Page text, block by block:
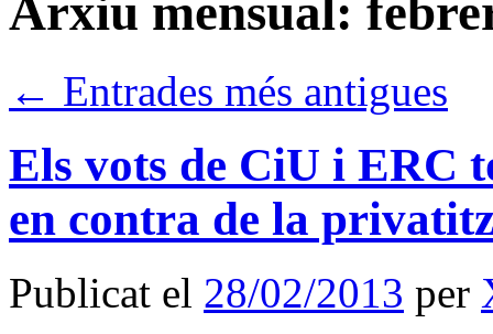
Arxiu mensual:
← Entrades més antigues
Els vots de CiU i ERC
en contra de la
Publicat el 28/02/2013 per